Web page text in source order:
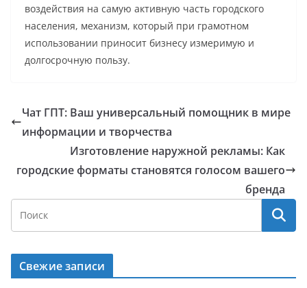
воздействия на самую активную часть городского
населения, механизм, который при грамотном
использовании приносит бизнесу измеримую и
долгосрочную пользу.
Чат ГПТ: Ваш универсальный помощник в мире
информации и творчества
Изготовление наружной рекламы: Как
городские форматы становятся голосом вашего
бренда
Свежие записи